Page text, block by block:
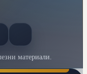
материали.